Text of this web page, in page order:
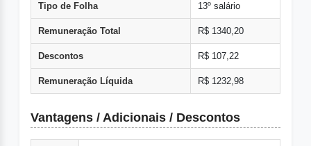
Tipo de Folha 13º salário
Remuneração Total R$ 1340,20
Descontos R$ 107,22
Remuneração Líquida R$ 1232,98
Vantagens / Adicionais / Descontos